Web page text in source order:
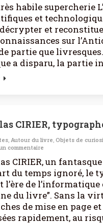
habile supercherie
et
et
sur
partie que
a disparu, la partie
CIRIER,
,Autour du livre,Objets de
commentaire
CIRIER, un
du temps ignoré, le
l’ère de
du livre”. Sans la
de mise en page
rapidement, au